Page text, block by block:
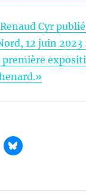
Cyr
12 juin 2023